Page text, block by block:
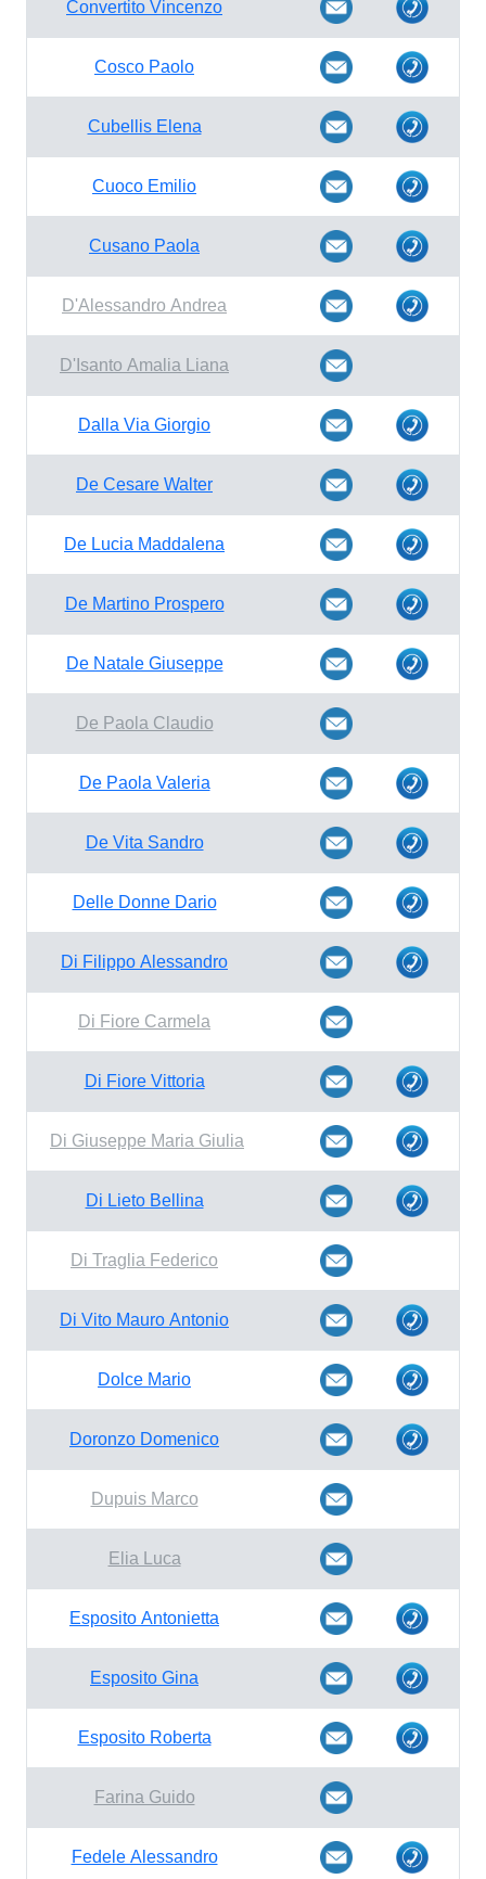
Convertito Vincenzo
Cosco Paolo
Cubellis Elena
Cuoco Emilio
Cusano Paola
D'Alessandro Andrea
D'Isanto Amalia Liana
Dalla Via Giorgio
De Cesare Walter
De Lucia Maddalena
De Martino Prospero
De Natale Giuseppe
De Paola Claudio
De Paola Valeria
De Vita Sandro
Delle Donne Dario
Di Filippo Alessandro
Di Fiore Carmela
Di Fiore Vittoria
Di Giuseppe Maria Giulia
Di Lieto Bellina
Di Traglia Federico
Di Vito Mauro Antonio
Dolce Mario
Doronzo Domenico
Dupuis Marco
Elia Luca
Esposito Antonietta
Esposito Gina
Esposito Roberta
Farina Guido
Fedele Alessandro